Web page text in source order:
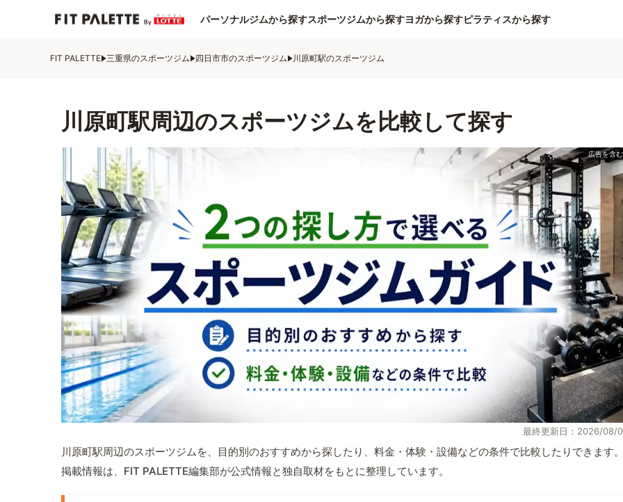
パーソナルジムから探すスポーツジムから探すヨガから探すピラティスから探す
FIT PALETTE 三重県のスポーツジム 四日市市のスポーツジム 川原町駅のスポーツジム
川原町駅周辺のスポーツジムを比較して探す
最終更新日：2026/08/
川原町駅周辺のスポーツジムを、目的別のおすすめから探したり、料金・体験・設備などの条件で比較したりできます
掲載情報は、FIT PALETTE編集部が公式情報と独自取材をもとに整理しています。